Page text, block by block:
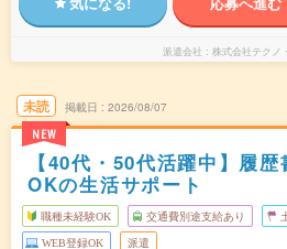
派遣会社 株式会社テクノ
未読
NEW
掲載日 2026/08/07
【40代・50代活躍中】履
OKの生活サポート
職種未経験OK 交通費別途支給あり
WEB登録OK 派遣